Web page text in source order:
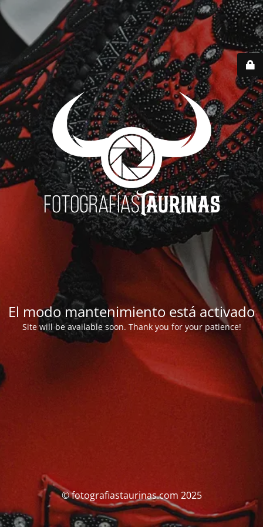
El modo mantenimiento está activado
Site will be available soon. Thank you for your patience!
© fotografiastaurinas.com 2025